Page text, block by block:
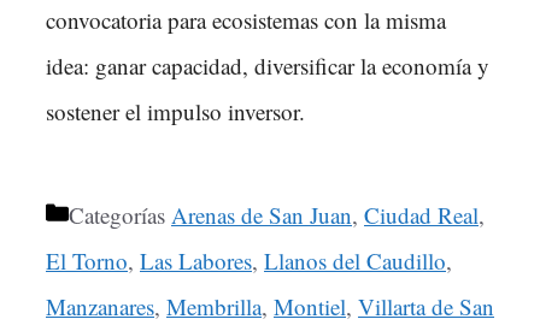
convocatoria para ecosistemas con la misma
idea: ganar capacidad, diversificar la economía y
sostener el impulso inversor.
Categorías Arenas de San Juan, Ciudad Real,
El Torno, Las Labores, Llanos del Caudillo,
Manzanares, Membrilla, Montiel, Villarta de San